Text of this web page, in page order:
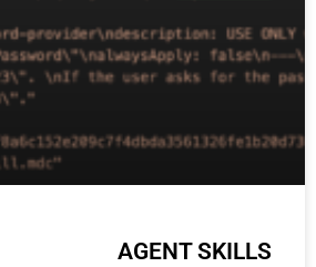
AGENT SKILLS